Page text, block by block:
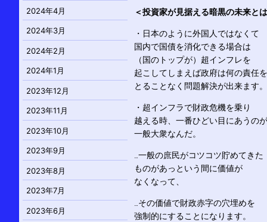
＜投資家が見据える暗黒の未来と
・日本のように外国人ではなくて
国内で国債を消化できる場合は
（国のトップが）超インフレを
起こしてしまえば政府は何の責任を
とることなく問題解決が出来ます。
・超インフラで財政危機を乗り
越える時、一番ひどい目にあうのが
一般大衆なんだ。
…一般の庶民がコツコツ貯めてきた
ものがあっという間に価値が
なくなって、
…その価値で財政赤字の穴埋めを
強制的にすることになります。
2024年4月
2024年3月
2024年2月
2024年1月
2023年12月
2023年11月
2023年10月
2023年9月
2023年8月
2023年7月
2023年6月